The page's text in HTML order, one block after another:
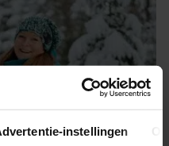
instellingen